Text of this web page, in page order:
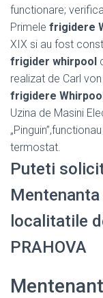
functionare;
Primele frigidere
XIX si au fost
frigider whirpool
realizat de Carl
frigidere
Uzina de Masini
termostat.
Puteti
localitatile
PRAHOVA